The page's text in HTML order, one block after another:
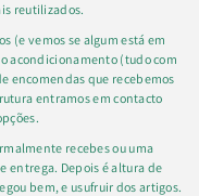
reutilizados.
(e vemos se algum está em
acondicionamento (tudo com
encomendas que recebemos
entramos em contacto
recebes ou uma
entrega. Depois é altura de
bem, e usufruir dos artigos.